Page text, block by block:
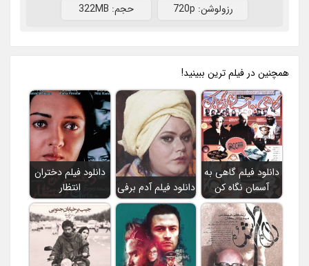
رزولوشن: 720p حجم: 322MB
همچنين در فيلم ترين ببينيد!
دانلود فیلم گاهی به
آسمان نگاه کن
دانلود فیلم آدم برفی
دانلود فیلم دختران
انتظار